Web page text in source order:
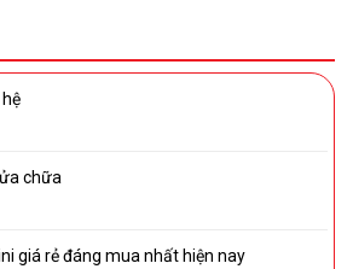
chữa
giá rẻ đáng mua nhất hiện nay